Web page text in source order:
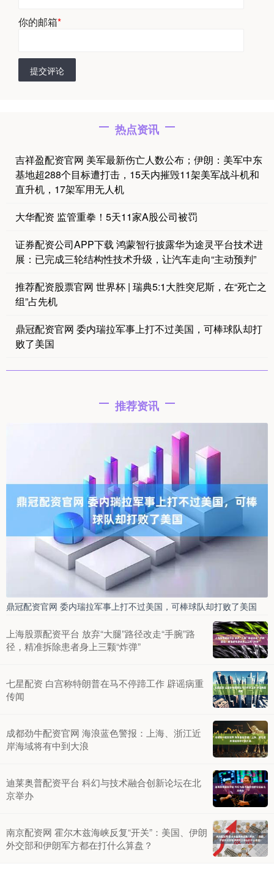
你的邮箱*
提交评论
热点资讯
吉祥盈配资官网 美军最新伤亡人数公布；伊朗：美军中东
基地超288个目标遭打击，15天内摧毁11架美军战斗机和
直升机，17架军用无人机
大华配资 监管重拳！5天11家A股公司被罚
证券配资公司APP下载 鸿蒙智行披露华为途灵平台技术进
展：已完成三轮结构性技术升级，让汽车走向“主动预判”
推荐配资股票官网 世界杯 | 瑞典5:1大胜突尼斯，在“死亡之
组”占先机
鼎冠配资官网 委内瑞拉军事上打不过美国，可棒球队却打
败了美国
推荐资讯
鼎冠配资官网 委内瑞拉军事上打不过美国，可棒球队却打败了美国
上海股票配资平台 放弃“大腿”路径改走“手腕”路
径，精准拆除患者身上三颗“炸弹”
七星配资 白宫称特朗普在马不停蹄工作 辟谣病重
传闻
成都劲牛配资官网 海浪蓝色警报：上海、浙江近
岸海域将有中到大浪
迪莱奥普配资平台 科幻与技术融合创新论坛在北
京举办
南京配资网 霍尔木兹海峡反复“开关”：美国、伊朗
外交部和伊朗军方都在打什么算盘？